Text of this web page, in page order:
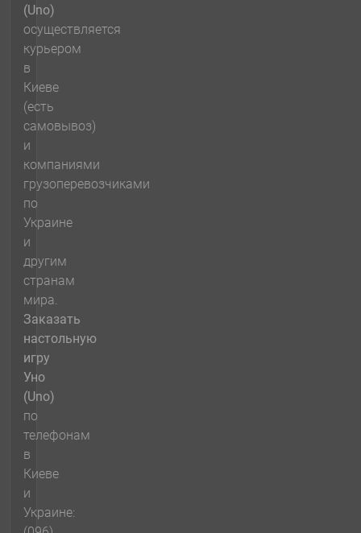
(Uno)
осуществляется
курьером
в
Киеве
(есть
самовывоз)
и
компаниями
грузоперевозчиками
по
Украине
и
другим
странам
мира.
Заказать
настольную
игру
Уно
(Uno)
по
телефонам
в
Киеве
и
Украине: